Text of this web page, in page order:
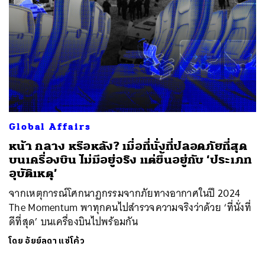
Global Affairs
หน้า กลาง หรือหลัง? เมื่อที่นั่งที่ปลอดภัยที่สุด
บนเครื่องบิน ไม่มีอยู่จริง แต่ขึ้นอยู่กับ ‘ประเภท
อุบัติเหตุ’
จากเหตุการณ์โศกนาฏกรรมจากภัยทางอากาศในปี 2024
The Momentum พาทุกคนไปสำรวจความจริงว่าด้วย ‘ที่นั่งที่
ดีที่สุด’ บนเครื่องบินไปพร้อมกัน
โดย อัยย์ลดา แซ่โค้ว